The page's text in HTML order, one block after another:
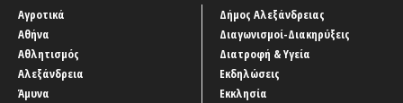
Αγροτικά
Αθήνα
Αθλητισμός
Αλεξάνδρεια
Άμυνα
Δήμος Αλεξάνδρειας
Διαγωνισμοί-Διακηρύξεις
Διατροφή & Υγεία
Εκδηλώσεις
Εκκλησία